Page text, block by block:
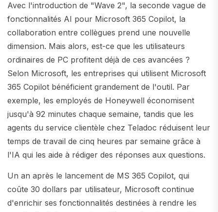
Avec l'introduction de "Wave 2", la seconde vague de
fonctionnalités AI pour Microsoft 365 Copilot, la
collaboration entre collègues prend une nouvelle
dimension. Mais alors, est-ce que les utilisateurs
ordinaires de PC profitent déjà de ces avancées ?
Selon Microsoft, les entreprises qui utilisent Microsoft
365 Copilot bénéficient grandement de l'outil. Par
exemple, les employés de Honeywell économisent
jusqu'à 92 minutes chaque semaine, tandis que les
agents du service clientèle chez Teladoc réduisent leur
temps de travail de cinq heures par semaine grâce à
l'IA qui les aide à rédiger des réponses aux questions.
Un an après le lancement de MS 365 Copilot, qui
coûte 30 dollars par utilisateur, Microsoft continue
d'enrichir ses fonctionnalités destinées à rendre les